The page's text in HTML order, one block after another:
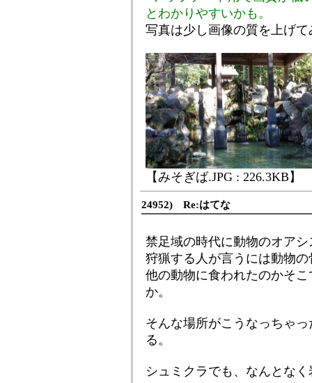
とわかりやすいかも。
写真は少し画像の質を上げ
【みそぎば.JPG : 226.3KB】
24952) Re:はてな
禁足域の時代に動物のオア
狩猟する人が言うには動物
他の動物に食われたのかそ
か。
そんな場所がこうなっちゃ
る。
シュミクラでも、なんとな